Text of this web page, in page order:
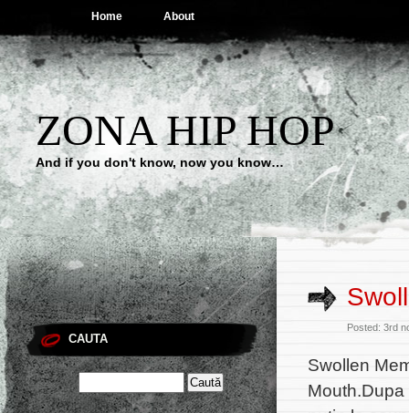
Home About
ZONA HIP HOP
And if you don't know, now you know…
CAUTA
Posted: 3rd
Swollen